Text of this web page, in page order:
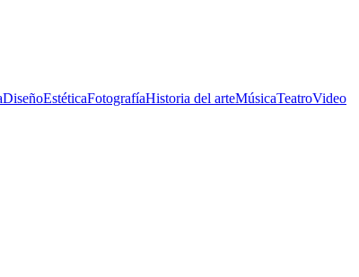
DiseñoEstéticaFotografíaHistoria del arteMúsicaTeatroVideo